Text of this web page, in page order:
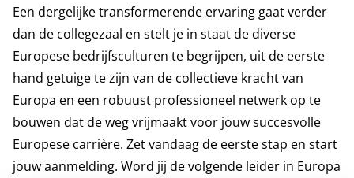
Een dergelijke transformerende ervaring gaat verder
dan de collegezaal en stelt je in staat de diverse
Europese bedrijfsculturen te begrijpen, uit de eerste
hand getuige te zijn van de collectieve kracht van
Europa en een robuust professioneel netwerk op te
bouwen dat de weg vrijmaakt voor jouw succesvolle
Europese carrière. Zet vandaag de eerste stap en start
jouw aanmelding. Word jij de volgende leider in Europa